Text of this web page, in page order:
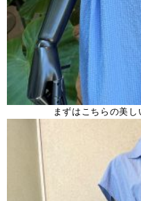
まずはこちらの美